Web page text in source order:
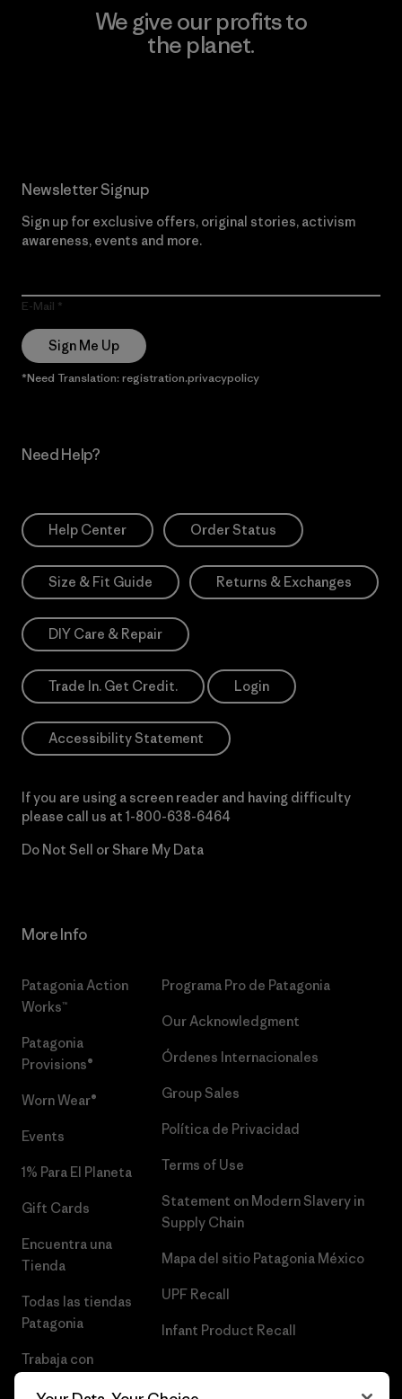
We give our profits to
the planet.
Newsletter Signup
Sign up for exclusive offers, original stories, activism
awareness, events and more.
E-Mail
Sign Me Up
*Need Translation: registration.privacypolicy
Need Help?
Help Center Order Status
Size & Fit Guide Returns & Exchanges
DIY Care & Repair
Trade In. Get Credit. Login
Accessibility Statement
If you are using a screen reader and having difficulty
please call us at 1-800-638-6464
Do Not Sell or Share My Data
More Info
Patagonia Action
Works™
Patagonia
Provisions®
Worn Wear®
Events
1% Para El Planeta
Gift Cards
Encuentra una
Tienda
Todas las tiendas
Patagonia
Trabaja con
Programa Pro de Patagonia
Our Acknowledgment
Órdenes Internacionales
Group Sales
Política de Privacidad
Terms of Use
Statement on Modern Slavery in
Supply Chain
Mapa del sitio Patagonia México
UPF Recall
Infant Product Recall